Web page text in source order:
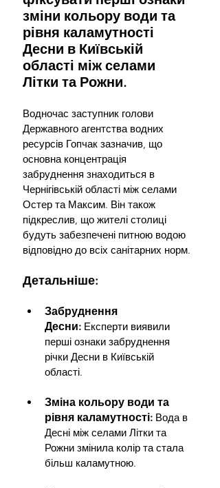
зміни кольору води та
рівня каламутності
Десни в Київській
області між селами
Літки та Рожни.
Водночас заступник голови
Державного агентства водних
ресурсів Гопчак зазначив, що
основна концентрація
забруднення знаходиться в
Чернігівській області між селами
Остер та Максим. Він також
підкреслив, що жителі столиці
будуть забезпечені питною водою
відповідно до всіх санітарних норм.
Детальніше:
Забруднення
Десни: Експерти виявили
перші ознаки забруднення
річки Десни в Київській
області.
Зміна кольору води та
рівня каламутності: Вода в
Десні між селами Літки та
Рожни змінила колір та стала
більш каламутною.